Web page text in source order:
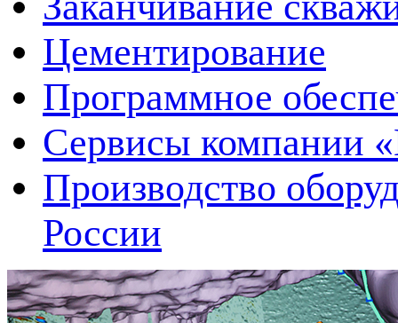
Цементирование
Программное
Сервисы компании
Производство
России